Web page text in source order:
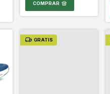
COMPRAR
GRATIS